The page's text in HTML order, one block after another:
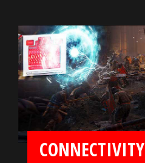
CONNECTIVITY